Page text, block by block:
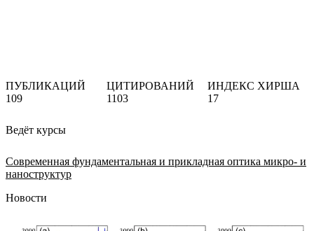
ПУБЛИКАЦИЙ
109
ЦИТИРОВАНИЙ
1103
ИНДЕКС ХИРША
17
Ведёт курсы
Современная фундаментальная и прикладная оптика микро- и
наноструктур
Новости